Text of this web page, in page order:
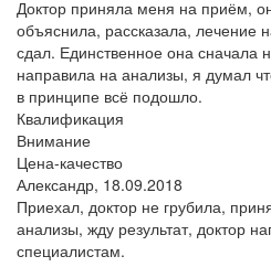
Доктор приняла меня на приём,
объяснила, рассказала, лечение
сдал. Единственное она сначала
направила на анализы, я думал
в принципе всё подошло.
Квалификация
Внимание
Цена-качество
Александр, 18.09.2018
Приехал, доктор не грубила,
анализы, жду результат, доктор
специалистам.